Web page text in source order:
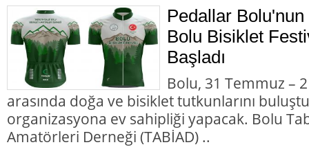
Pedallar
Bolu Bisiklet
Başladı
Bolu, 31 Temmuz –
arasında doğa ve bisiklet tutkunlarını
organizasyona ev sahipliği yapacak. Bolu
Amatörleri Derneği (TABİAD) ..